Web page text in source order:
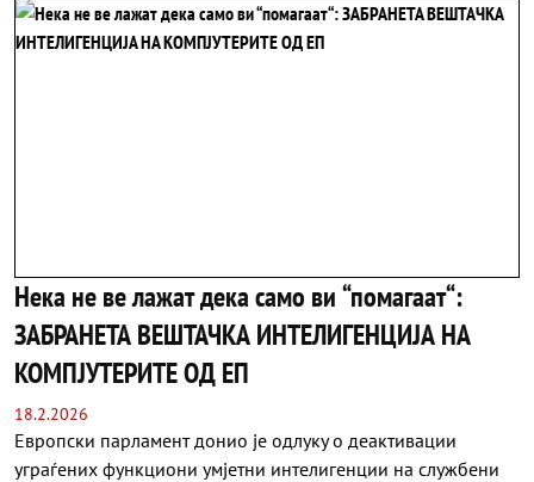
Нека не ве лажат дека само ви “помагаат“:
ЗАБРАНЕТА ВЕШТАЧКА ИНТЕЛИГЕНЦИЈА НА
КОМПЈУТЕРИТЕ ОД ЕП
18.2.2026
Европски парламент донио је одлуку о деактивации
уграѓених функциони умјетни интелигенции на службени